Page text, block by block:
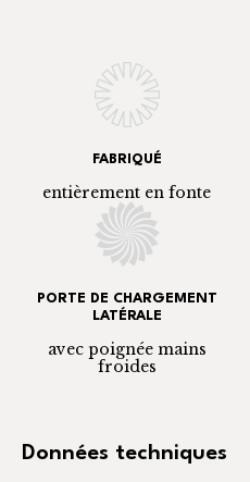
FABRIQUÉ
entièrement en fonte
PORTE DE CHARGEMENT
LATÉRALE
avec poignée mains
froides
Données techniques